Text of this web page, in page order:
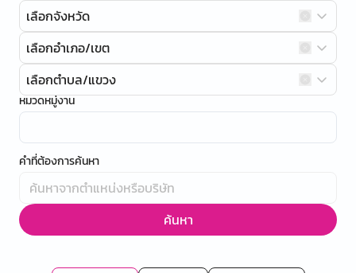
เลือกจังหวัด
เลือกอำเภอ/เขต
เลือกตำบล/แขวง
หมวดหมู่งาน
คำที่ต้องการค้นหา
ค้นหา